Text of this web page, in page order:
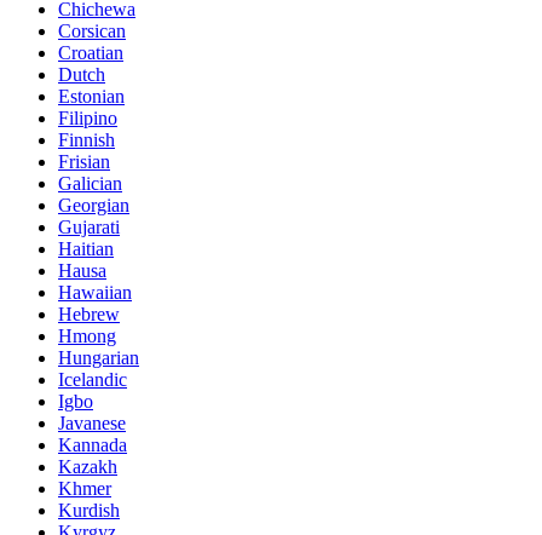
Chichewa
Corsican
Croatian
Dutch
Estonian
Filipino
Finnish
Frisian
Galician
Georgian
Gujarati
Haitian
Hausa
Hawaiian
Hebrew
Hmong
Hungarian
Icelandic
Igbo
Javanese
Kannada
Kazakh
Khmer
Kurdish